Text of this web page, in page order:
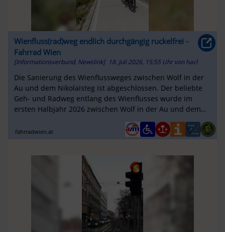
Wienfluss(rad)weg endlich durchgängig ruckelfrei -
Fahrrad Wien
[Informationsverbund, Newslink] 18. Juli 2026, 15:55 Uhr vonhacl
Die Sanierung des Wienflussweges zwischen Wolf in der
Au und dem Nikolaisteg ist abgeschlossen. Der beliebte
Geh- und Radweg entlang des Wienflusses wurde im
ersten Halbjahr 2026 zwischen Wolf in der Au und dem
fahrradwien.at